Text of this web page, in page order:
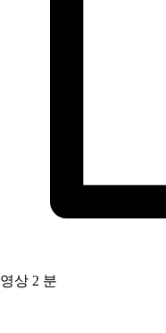
영상 2 분